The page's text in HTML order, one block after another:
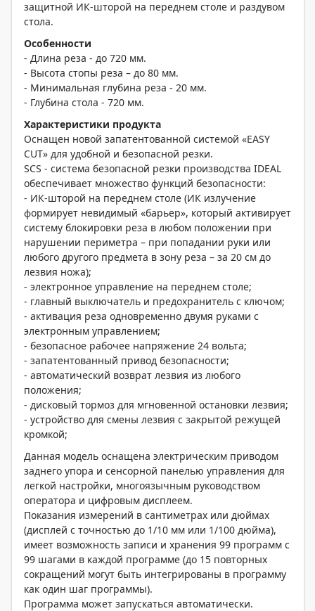
защитной ИК-шторой на переднем столе и раздувом
стола.
Особенности
- Длина реза - до 720 мм.
- Высота стопы реза – до 80 мм.
- Минимальная глубина реза - 20 мм.
- Глубина стола - 720 мм.
Характеристики продукта
Оснащен новой запатентованной системой «EASY
CUT» для удобной и безопасной резки.
SCS - система безопасной резки производства IDEAL
обеспечивает множество функций безопасности:
- ИК-шторой на переднем столе (ИК излучение
формирует невидимый «барьер», который активирует
систему блокировки реза в любом положении при
нарушении периметра – при попадании руки или
любого другого предмета в зону реза – за 20 см до
лезвия ножа);
- электронное управление на переднем столе;
- главный выключатель и предохранитель с ключом;
- активация реза одновременно двумя руками с
электронным управлением;
- безопасное рабочее напряжение 24 вольта;
- запатентованный привод безопасности;
- автоматический возврат лезвия из любого
положения;
- дисковый тормоз для мгновенной остановки лезвия;
- устройство для смены лезвия с закрытой режущей
кромкой;
Данная модель оснащена электрическим приводом
заднего упора и сенсорной панелью управления для
легкой настройки, многоязычным руководством
оператора и цифровым дисплеем.
Показания измерений в сантиметрах или дюймах
(дисплей с точностью до 1/10 мм или 1/100 дюйма),
имеет возможность записи и хранения 99 программ с
99 шагами в каждой программе (до 15 повторных
сокращений могут быть интегрированы в программу
как один шаг программы).
Программа может запускаться автоматически.